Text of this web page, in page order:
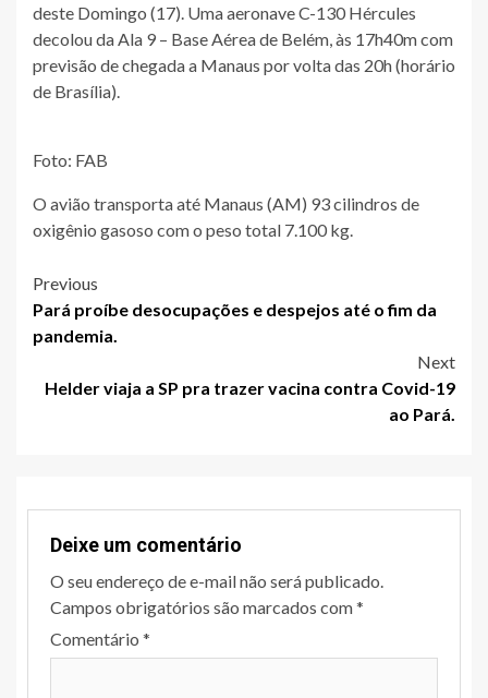
deste Domingo (17). Uma aeronave C-130 Hércules
decolou da Ala 9 – Base Aérea de Belém, às 17h40m com
previsão de chegada a Manaus por volta das 20h (horário
de Brasília).
Foto: FAB
O avião transporta até Manaus (AM) 93 cilindros de
oxigênio gasoso com o peso total 7.100 kg.
Post
navigation
Previous
Pará proíbe desocupações e despejos até o fim da
pandemia.
Next
Helder viaja a SP pra trazer vacina contra Covid-19
ao Pará.
Deixe um comentário
O seu endereço de e-mail não será publicado.
Campos obrigatórios são marcados com*
Comentário *